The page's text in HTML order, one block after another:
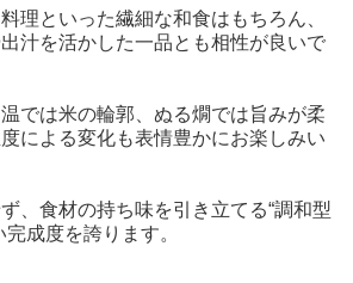
理といった繊細な和食はもちろん、
汁を活かした一品とも相性が良いで
では米の輪郭、ぬる燗では旨みが柔
による変化も表情豊かにお楽しみい
、食材の持ち味を引き立てる“調和型
成度を誇ります。